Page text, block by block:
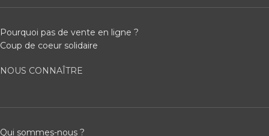
Pourquoi pas de vente en ligne ?
Coup de coeur solidaire
NOUS CONNAÎTRE
Qui sommes-nous ?